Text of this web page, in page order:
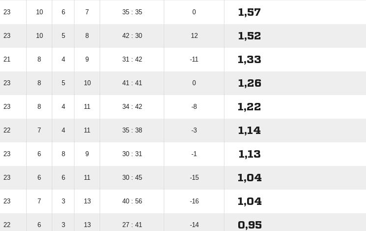
23 10 6 7 35 : 35 0 1,57
23 10 5 8 42 : 30 12 1,52
21 8 4 9 31 : 42 -11 1,33
23 8 5 10 41 : 41 0 1,26
23 8 4 11 34 : 42 -8 1,22
22 7 4 11 35 : 38 -3 1,14
23 6 8 9 30 : 31 -1 1,13
23 6 6 11 30 : 45 -15 1,04
23 7 3 13 40 : 56 -16 1,04
22 6 3 13 27 : 41 -14 0,95